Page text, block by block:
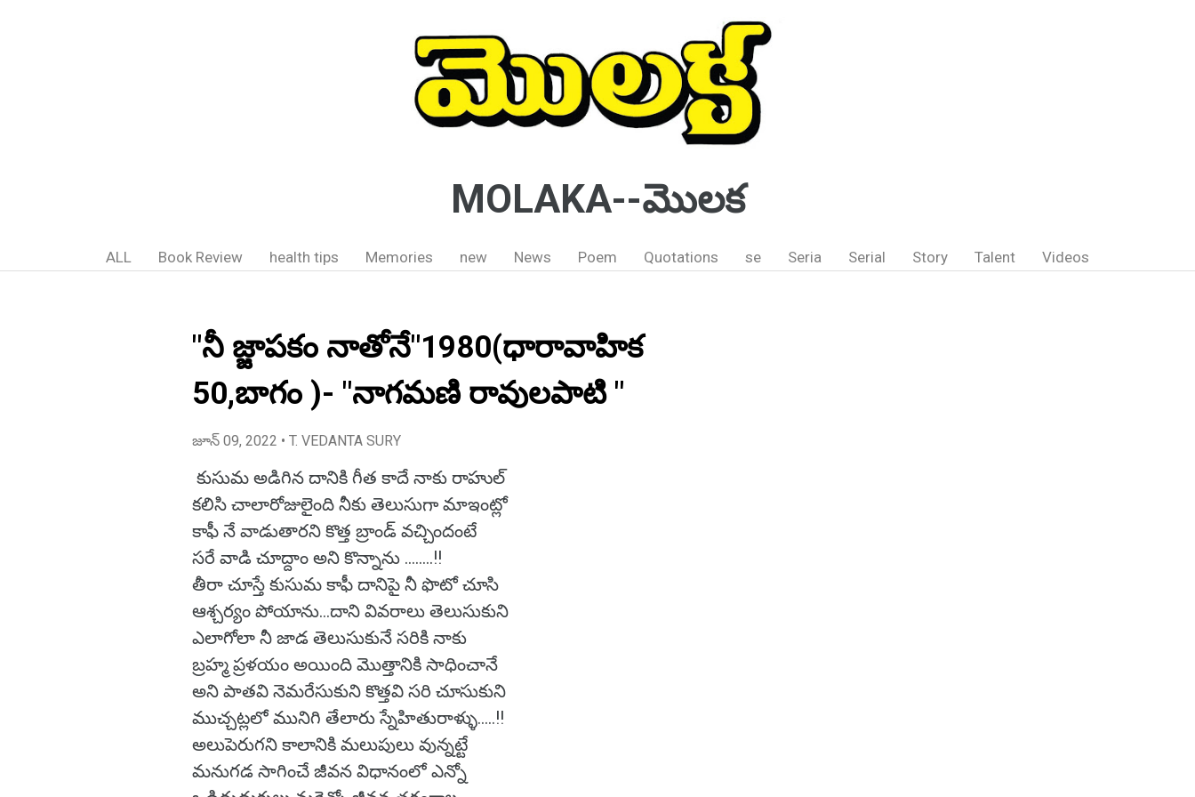
MOLAKA--మొలక
ALL Book Review health tips Memories new News Poem Quotations se Seria Serial Story Talent Videos
"నీ జ్జాపకం నాతోనే"1980(ధారావాహిక
50,బాగం )- "నాగమణి రావులపాటి "
జూన్ 09, 2022 • T. VEDANTA SURY
కుసుమ అడిగిన దానికి గీత కాదే నాకు రాహుల్
కలిసి చాలారోజులైంది నీకు తెలుసుగా మాఇంట్లో
కాఫీ నే వాడుతారని కొత్త బ్రాండ్ వచ్చిందంటే
సరే వాడి చూద్దాం అని కొన్నాను ........!!
తీరా చూస్తే కుసుమ కాఫీ దానిపై నీ ఫొటో చూసి
ఆశ్చర్యం పోయాను...దాని వివరాలు తెలుసుకుని
ఎలాగోలా నీ జాడ తెలుసుకునే సరికి నాకు
బ్రహ్మ ప్రళయం అయింది మొత్తానికి సాధించానే
అని పాతవి నెమరేసుకుని కొత్తవి సరి చూసుకుని
ముచ్చట్లలో మునిగి తేలారు స్నేహితురాళ్ళు.....!!
అలుపెరుగని కాలానికి మలుపులు వున్నట్టే
మనుగడ సాగించే జీవన విధానంలో ఎన్నో